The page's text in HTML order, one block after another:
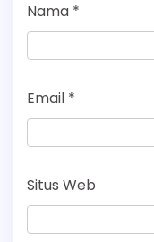
Nama *
Email *
Situs Web